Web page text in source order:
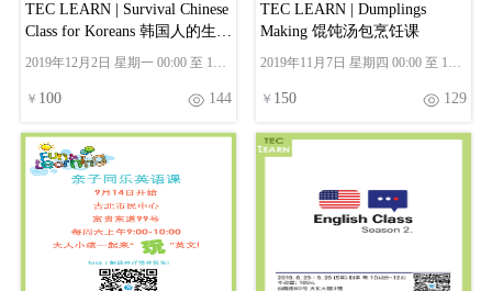
TEC LEARN | Survival Chinese
Class for Koreans 韩国人的生存
汉语课
2019年12月2日 星期一 00:00 至 12
￥ 100 144
TEC LEARN | Dumplings
Making 馄饨汤包烹饪课
2019年11月7日 星期四 00:00 至 11
￥ 150 129